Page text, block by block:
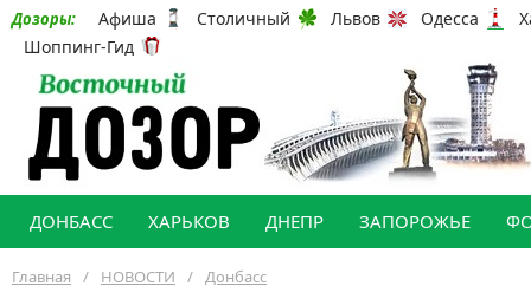
Дозоры: Афиша Столичный Львов Одесса
Шоппинг-Гид
ДОНБАСС ХАРЬКОВ ДНЕПР ЗАПОРОЖЬЕ
Главная / НОВОСТИ / Донбасс